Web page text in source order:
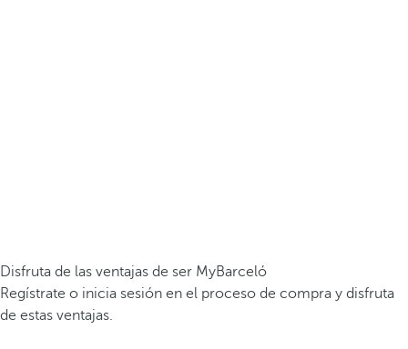
Disfruta de las ventajas de ser MyBarceló
Regístrate o inicia sesión en el proceso de compra y disfruta
de estas ventajas.